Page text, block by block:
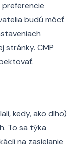
preferencie
budú môcť
stránky. CMP
kedy, ako dlho)
To sa týka
na zasielanie